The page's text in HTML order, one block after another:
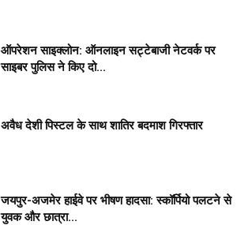
ऑपरेशन साइक्लोन: ऑनलाइन सट्टेबाजी नेटवर्क पर
साइबर पुलिस ने किए दो...
अवैध देशी पिस्टल के साथ शातिर बदमाश गिरफ्तार
जयपुर-अजमेर हाईवे पर भीषण हादसा: स्कॉर्पियो पलटने से
युवक और छात्रा...